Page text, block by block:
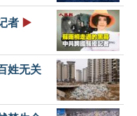
者 ▶️
姓无关